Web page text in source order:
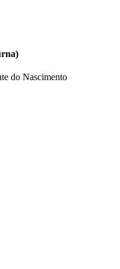
do Nascimento